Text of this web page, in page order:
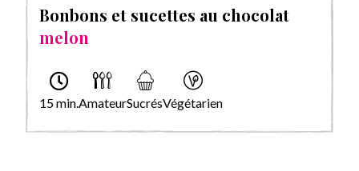
Bonbons et sucettes au chocolat
melon
15 min. AmateurSucrésVégétarien